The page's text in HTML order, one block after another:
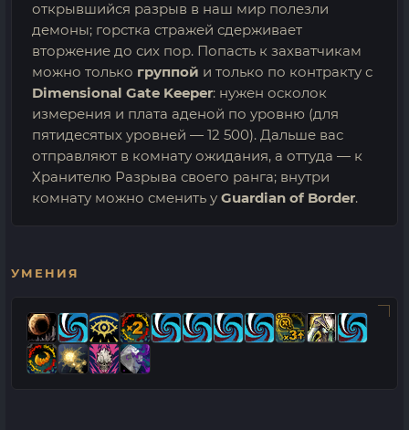
открывшийся разрыв в наш мир полезли
демоны; горстка стражей сдерживает
вторжение до сих пор. Попасть к захватчикам
можно только группой и только по контракту с
Dimensional Gate Keeper: нужен осколок
измерения и плата аденой по уровню (для
пятидесятых уровней — 12 500). Дальше вас
отправляют в комнату ожидания, а оттуда — к
Хранителю Разрыва своего ранга; внутри
комнату можно сменить у Guardian of Border.
УМЕНИЯ